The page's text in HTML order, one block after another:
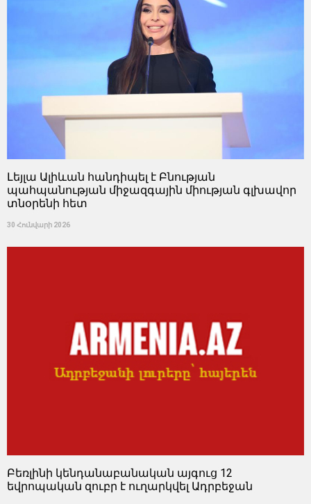
Լեյլա Ալիևան հանդիպել է Բնության
պահպանության միջազգային միության գլխավոր
տնօրենի հետ
30 Հունվարի 2026
Բեռլինի կենդանաբանական այգուց 12
եվրոպական զուբր է ուղարկվել Ադրբեջան